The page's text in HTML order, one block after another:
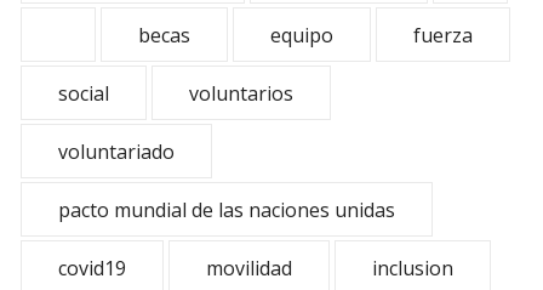
becas equipo fuerza
social voluntarios
voluntariado
pacto mundial de las naciones unidas
covid19 movilidad inclusion